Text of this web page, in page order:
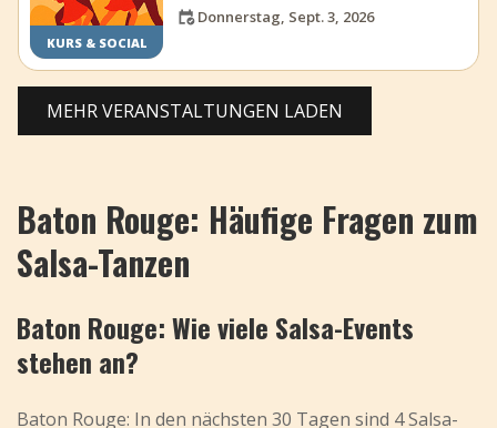
KURS & SOCIAL
Donnerstag, Sept. 3, 2026
MEHR VERANSTALTUNGEN LADEN
Baton Rouge: Häufige Fragen zum
Salsa-Tanzen
Baton Rouge: Wie viele Salsa-Events
stehen an?
Baton Rouge: In den nächsten 30 Tagen sind 4 Salsa-